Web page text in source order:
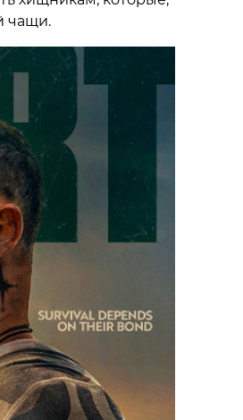
чащи.